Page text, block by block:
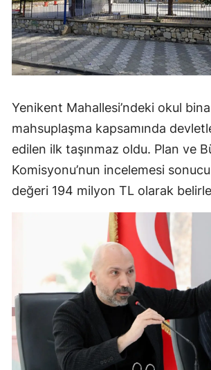
Yenikent Mahallesi’ndeki okul
mahsuplaşma kapsamında
edilen ilk taşınmaz oldu. Plan ve
Komisyonu’nun incelemesi sonucu
değeri 194 milyon TL olarak